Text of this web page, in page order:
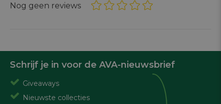
Nog geen reviews
Schrijf je in voor de AVA-nieuwsbrief
Giveaways
Nieuwste collecties